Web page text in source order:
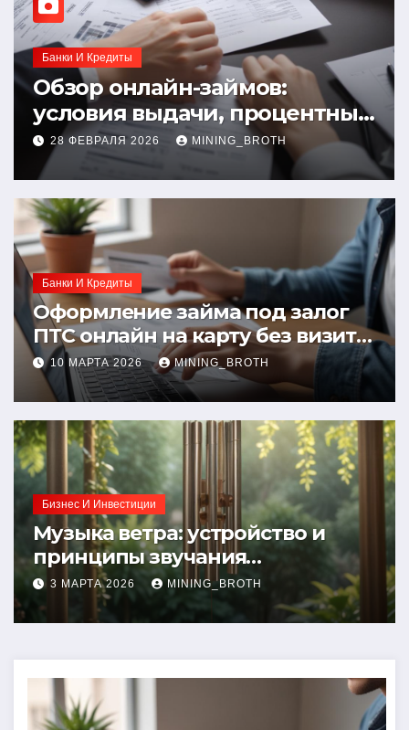
Банки И Кредиты
Обзор онлайн-займов:
условия выдачи, процентные
ставки и требования к
заемщикам
28 ФЕВРАЛЯ 2026 MINING_BROTH
Банки И Кредиты
Оформление займа под залог
ПТС онлайн на карту без визита
в офис: порядок, требования и
документы
10 МАРТА 2026 MINING_BROTH
Бизнес И Инвестиции
Музыка ветра: устройство и
принципы звучания
колокольчиков
3 МАРТА 2026 MINING_BROTH